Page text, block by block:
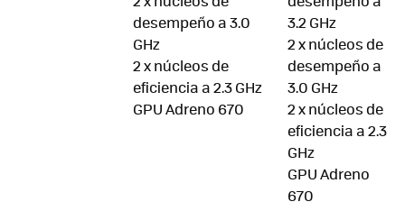
desempeño a 3.0
GHz
2 x núcleos de
eficiencia a 2.3 GHz
GPU Adreno 670
3.2 GHz
2 x núcleos de
desempeño a
3.0 GHz
2 x núcleos de
eficiencia a 2.3
GHz
GPU Adreno
670